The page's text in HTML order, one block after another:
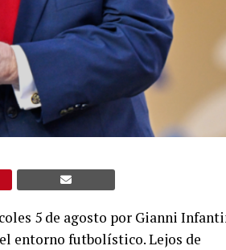
5 de agosto por Gianni
entorno futbolístico. Lejos de